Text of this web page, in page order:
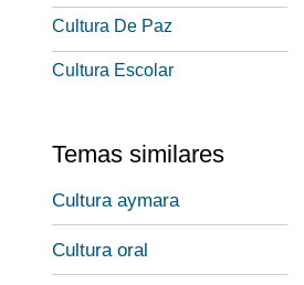
Cultura De Paz
Cultura Escolar
Temas similares
Cultura aymara
Cultura oral